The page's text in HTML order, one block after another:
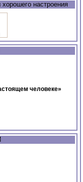
настроения
человеке»